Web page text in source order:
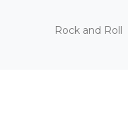
Rock and Roll